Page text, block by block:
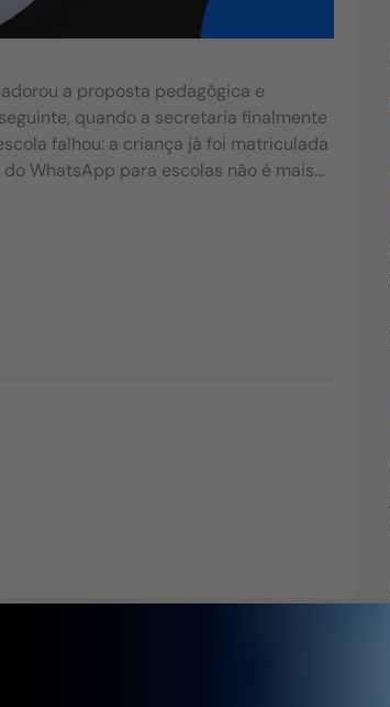
a proposta pedagógica e
quando a secretaria finalmente
falhou: a criança já foi matriculada
WhatsApp para escolas não é mais
instituições privadas. E o motivo não
no canal onde eles passam 90%
diminuir a distância entre o “tenho